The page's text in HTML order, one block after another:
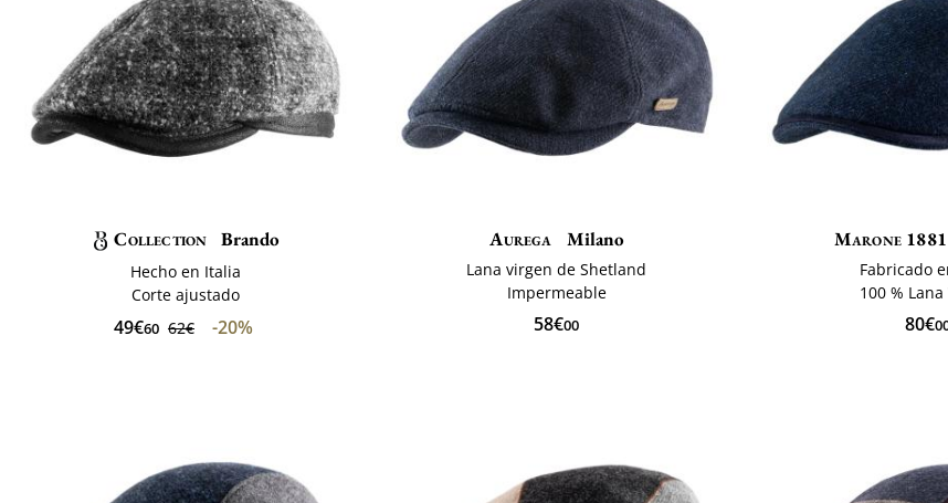
Collection Brando
Hecho en Italia
Corte ajustado
49€60 62€ -20%
Aurega Milano
Lana virgen de Shetland
Impermeable
58€00
Marone 1881
Fabricado
100 %
80€